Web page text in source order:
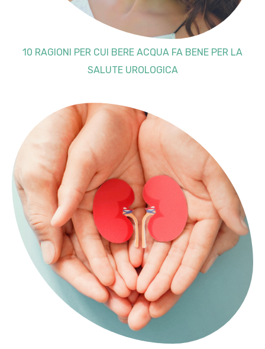
10 RAGIONI PER CUI BERE ACQUA FA BENE PER LA
SALUTE UROLOGICA